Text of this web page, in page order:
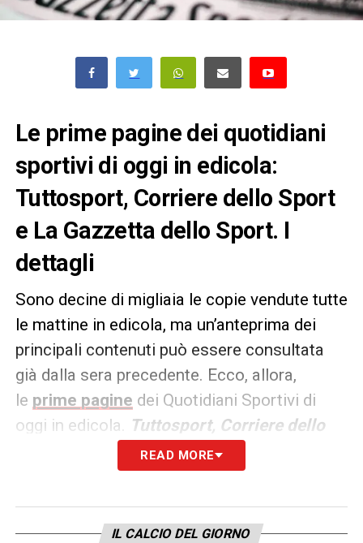
Le prime pagine dei quotidiani
sportivi di oggi in edicola:
Tuttosport, Corriere dello Sport
e La Gazzetta dello Sport. I
dettagli
Sono decine di migliaia le copie vendute tutte
le mattine in edicola, ma un’anteprima dei
principali contenuti può essere consultata
già dalla sera precedente. Ecco, allora,
le prime pagine dei Quotidiani Sportivi di
oggi in edicola.
Tuttosport, Corriere dello
Sport e La Gazzetta dello
rappresentano i principali quotidiani
READ MORE
IL CALCIO DEL GIORNO